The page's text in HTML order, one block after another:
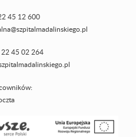
45 12 600
22 45 02 264